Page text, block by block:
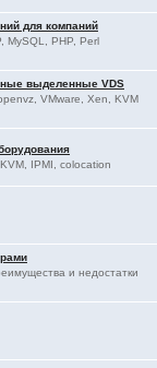
для компаний
MySQL, PHP, Perl
выделенные VDS
VMware, Xen, KVM
IPMI, colocation
и недостатки